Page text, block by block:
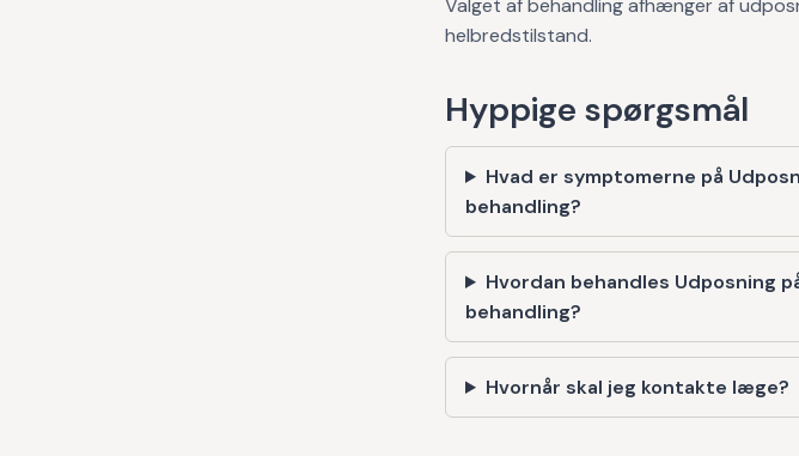
Valget af behandling afhænger af
helbredstilstand.
Hyppige spørgsmål
Hvad er symptomerne på
behandling?
Hvordan behandles Udposning
behandling?
Hvornår skal jeg kontakte læge?